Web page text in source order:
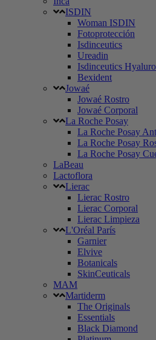
ISDIN
Woman ISDIN
Fotoprotección
Isdinceutics
Ureadin
Isdinceutics
Bexident
Jowaé
Jowaé Rostro
Jowaé Corporal
La Roche Posay
La Roche Posay
La Roche Posay
La Roche Posay
LaBeau
Lactoflora
Lierac
Lierac Rostro
Lierac Corporal
Lierac Limpieza
L'Oréal París
Garnier
Elvive
Botanicals
SkinCeuticals
MAM
Martiderm
The Originals
Essentials
Black Diamond